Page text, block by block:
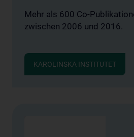
Mehr als 600 Co-
zwischen 2006 und 2016.
KAROLINSKA INSTITUTET